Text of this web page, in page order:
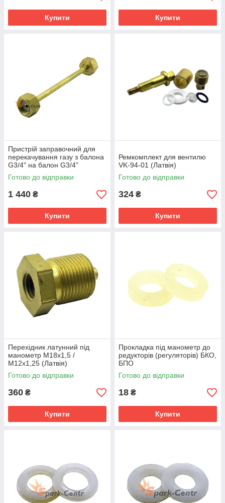
Купити Купити
Пристрій заправочний для
перекачування газу з балона
G3/4" на балон G3/4"
довжина 450 мм (Латвія)
Готово до відправки
1 440 ₴
Купити
Ремкомплект для вентилю
VK-94-01 (Латвія)
Готово до відправки
324 ₴
Купити
Перехідник латунний під
манометр М18х1,5 /
М12х1,25 (Латвія)
Готово до відправки
360 ₴
Купити
Прокладка під манометр до
редукторів (регуляторів) БКО,
БПО
Готово до відправки
18 ₴
Купити